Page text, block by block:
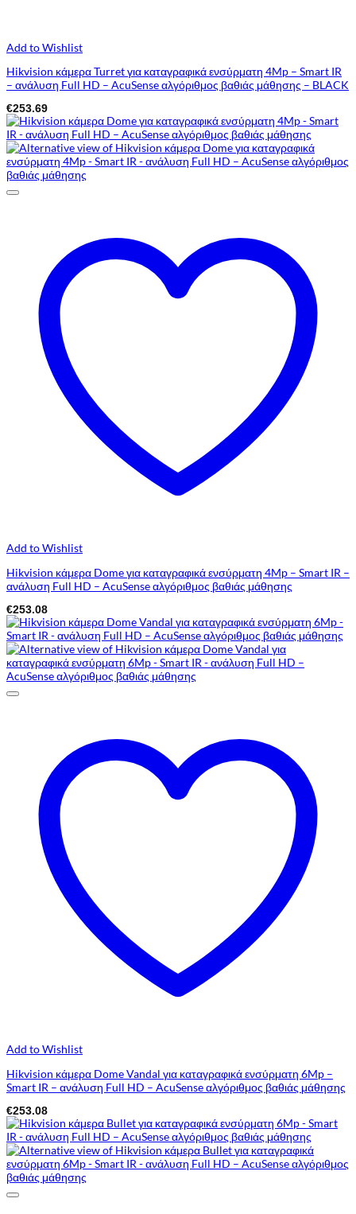
Add to Wishlist
Hikvision κάμερα Turret για καταγραφικά ενσύρματη 4Mp – Smart IR
– ανάλυση Full HD – AcuSense αλγόριθμος βαθιάς μάθησης – BLACK
€253.69
Add to Wishlist
Hikvision κάμερα Dome για καταγραφικά ενσύρματη 4Mp – Smart IR –
ανάλυση Full HD – AcuSense αλγόριθμος βαθιάς μάθησης
€253.08
Add to Wishlist
Hikvision κάμερα Dome Vandal για καταγραφικά ενσύρματη 6Mp –
Smart IR – ανάλυση Full HD – AcuSense αλγόριθμος βαθιάς μάθησης
€253.08